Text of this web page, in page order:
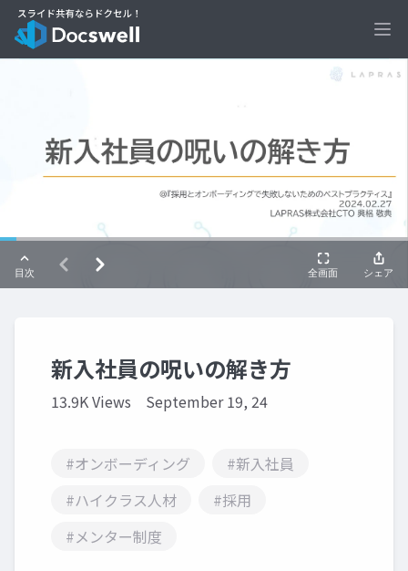
新入社員の呪いの解き方
13.9K Views September 19, 24
#オンボーディング
#新入社員
#ハイクラス人材
#採用
#メンター制度